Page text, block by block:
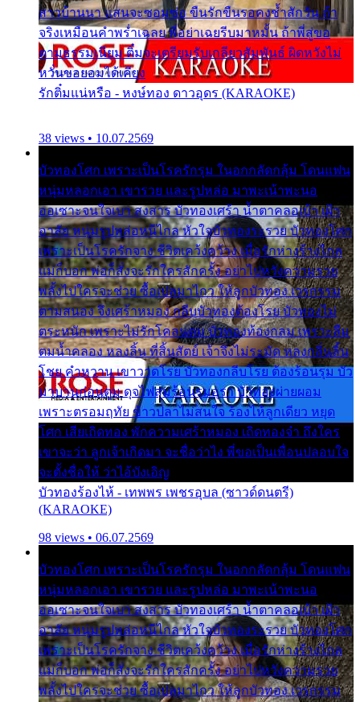
สาวบ้านนา แสนจะซอมซ่อ ขืนรักขืนรอคงช้ำสักวัน ถ้า
จริงเหมือนคำพร่ำเฉลย พี่อย่าเฉยรีบมาหมั้น ถ้าพี่สู่ขอ
ตามธรรมเนียม ติ๋มจะเตรียมรับเกลียวสัมพันธ์ ผิดหวังไม่
หวั่นขอยอมได้เคียง
รักติ๋มแน่หรือ - หงษ์ทอง ดาวอุดร (KARAOKE)
38 views • 10.07.2569
บัวทองโศก เพราะเป็นโรครักรุม ในอกกลัดกลุ้ม โดนแฟน
หนุ่มหลอกเอา เขารวย และรูปหล่อ มาพะเน้าพะนอ
ออเซาะจนใจเบา สงสาร บัวทองเศร้า น้ำตาคลอเบ้า เฝ้า
อาลัย หนุ่มรูปหล่อหนีไกล หัวใจบัวทองระรวย บัวทองโศก
เพราะเป็นโรครักจาง ชีวิตเคว้งคว้าง เมื่อรักห่างร้างไกล
แม่ก็บอก พ่อก็สั่งจะรักใครสักครั้ง อย่าไปหวังความรวย
พลั้งไปใครจะช่วย ซื้อเปลมาไกว ให้ลูกบัวทอง เวรกรรม
ตามสนอง จึงเศร้าหมอง กลีบบัวทองต้องโรย บัวทองไม่
ตระหนัก เพราะไม่รักโคลนตม บัวทองท้องกลม เพราะลืม
ตมน้ำคลอง หลงลิ้น ที่สิ้นสัตย์ เจ้าจึงไม่ระมัด หลงกลิ่นลิ้น
โชย คำหวาน เขาวาดโรย บัวทองกลีบโรย ต้องร้อนรุม บัว
มาบานก่อนตูม ดุจไฟสุมร้อนรุมอุรา บัวทองผ่ายผอม
เพราะตรอมฤทัย ข้าวปลาไม่สนใจ ร้องไห้ลูกเดียว หยุด
โศก เสียเถิดทอง พักความเศร้าหมอง เถิดทองจ๋า ถึงใคร
เขาจะว่า ลูกเจ้าเกิดมา จะชื่อว่าไง พี่ขอเป็นเพื่อนปลอบใจ
จะตั้งชื่อให้ ว่าไอ้บังเอิญ
บัวทองร้องไห้ - เทพพร เพชรอุบล (ซาวด์ดนตรี)
(KARAOKE)
98 views • 06.07.2569
บัวทองโศก เพราะเป็นโรครักรุม ในอกกลัดกลุ้ม โดนแฟน
หนุ่มหลอกเอา เขารวย และรูปหล่อ มาพะเน้าพะนอ
ออเซาะจนใจเบา สงสาร บัวทองเศร้า น้ำตาคลอเบ้า เฝ้า
อาลัย หนุ่มรูปหล่อหนีไกล หัวใจบัวทองระรวย บัวทองโศก
เพราะเป็นโรครักจาง ชีวิตเคว้งคว้าง เมื่อรักห่างร้างไกล
แม่ก็บอก พ่อก็สั่งจะรักใครสักครั้ง อย่าไปหวังความรวย
พลั้งไปใครจะช่วย ซื้อเปลมาไกว ให้ลูกบัวทอง เวรกรรม